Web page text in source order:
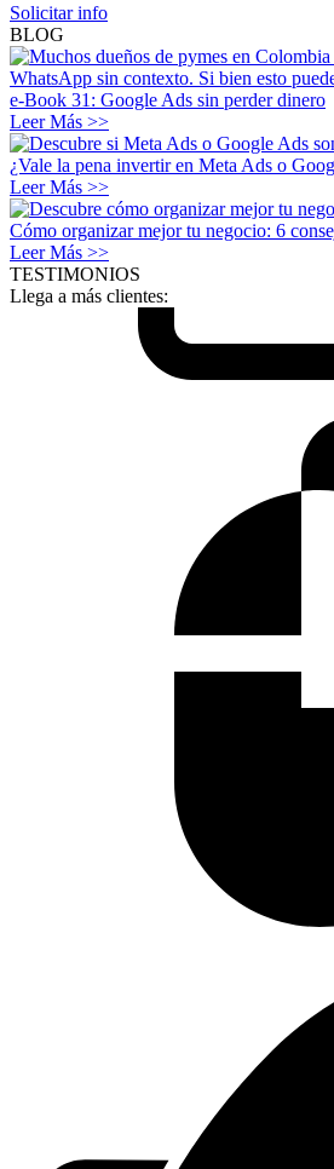
Solicitar info
BLOG
e-Book 31: Google Ads sin perder dinero
Leer Más >>
¿Vale la pena invertir en Meta Ads o
Leer Más >>
Cómo organizar mejor tu negocio: 6
Leer Más >>
TESTIMONIOS
Llega a más clientes: